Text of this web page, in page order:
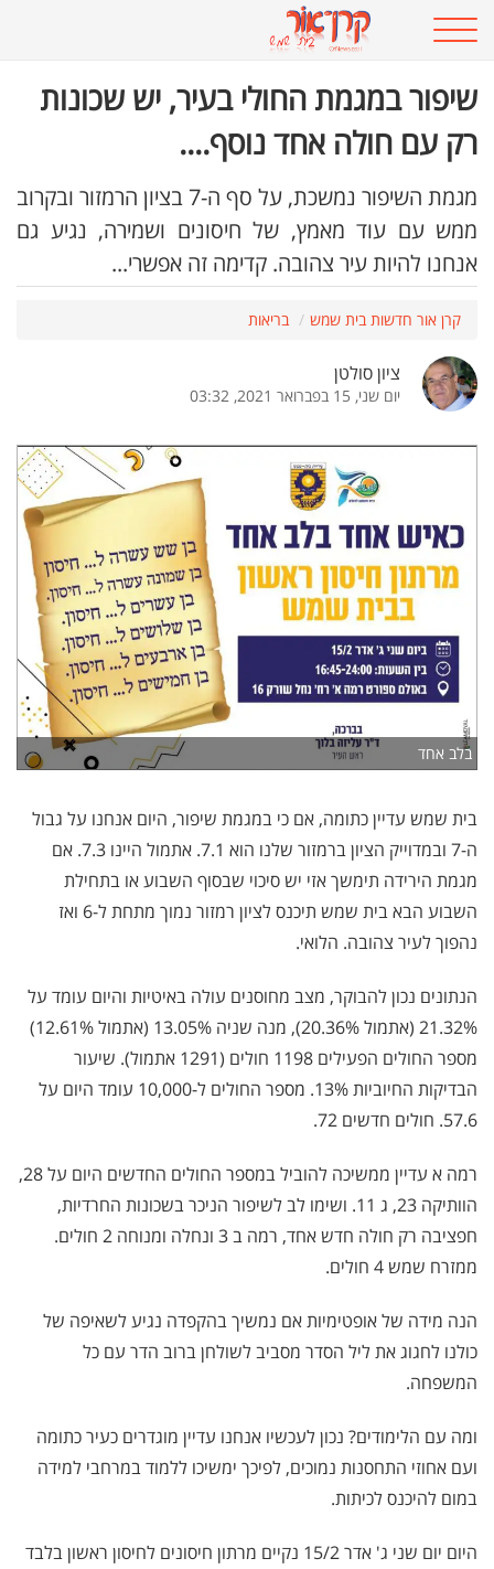
שיפור במגמת החולי בעיר, יש שכונות
רק עם חולה אחד נוסף....
מגמת השיפור נמשכת, על סף ה-7 בציון הרמזור ובקרוב
ממש עם עוד מאמץ, של חיסונים ושמירה, נגיע גם
אנחנו להיות עיר צהובה. קדימה זה אפשרי...
קרן אור חדשות בית שמש בריאות
ציון סולטן
יום שני, 15 בפברואר 2021, 03:32
בלב אחד
בית שמש עדיין כתומה, אם כי במגמת שיפור, היום אנחנו על גבול
ה-7 ובמדוייק הציון ברמזור שלנו הוא 7.1. אתמול היינו 7.3. אם
מגמת הירידה תימשך אזי יש סיכוי שבסוף השבוע או בתחילת
השבוע הבא בית שמש תיכנס לציון רמזור נמוך מתחת ל-6 ואז
נהפוך לעיר צהובה. הלואי.
הנתונים נכון להבוקר, מצב מחוסנים עולה באיטיות והיום עומד על
21.32% (אתמול 20.36%), מנה שניה 13.05% (אתמול 12.61%)
מספר החולים הפעילים 1198 חולים (1291 אתמול). שיעור
הבדיקות החיוביות 13%. מספר החולים ל-10,000 עומד היום על
57.6. חולים חדשים 72.
רמה א עדיין ממשיכה להוביל במספר החולים החדשים היום על 28,
הוותיקה 23, ג 11. ושימו לב לשיפור הניכר בשכונות החרדיות,
חפציבה רק חולה חדש אחד, רמה ב 3 ונחלה ומנוחה 2 חולים.
ממזרח שמש 4 חולים.
הנה מידה של אופטימיות אם נמשיך בהקפדה נגיע לשאיפה של
כולנו לחגוג את ליל הסדר מסביב לשולחן ברוב הדר עם כל
המשפחה.
ומה עם הלימודים? נכון לעכשיו אנחנו עדיין מוגדרים כעיר כתומה
ועם אחוזי התחסנות נמוכים, לפיכך ימשיכו ללמוד במרחבי למידה
במום להיכנס לכיתות.
היום יום שני ג' אדר 15/2 נקיים מרתון חיסונים לחיסון ראשון בלבד